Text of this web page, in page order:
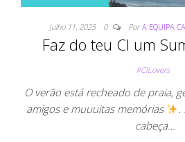
Julho 11, 2025 0 Por A EQUIPA
Faz do teu CI um
#CILovers
O verão está recheado de praia,
amigos e muuuitas memórias
.
cabeça…